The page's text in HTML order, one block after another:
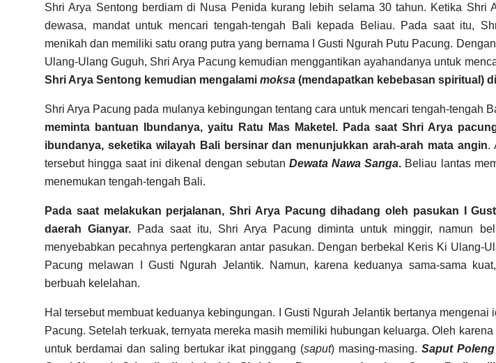
Shri Arya Sentong berdiam di Nusa Penida kurang lebih selama 30 tahun. Ketika Shri
dewasa, mandat untuk mencari tengah-tengah Bali kepada Beliau. Pada saat itu,
menikah dan memiliki satu orang putra yang bernama I Gusti Ngurah Putu Pacung.
Ulang-Ulang Guguh, Shri Arya Pacung kemudian menggantikan ayahandanya untuk
Shri Arya Sentong kemudian mengalami moksa (mendapatkan kebebasan spiritual)
Shri Arya Pacung pada mulanya kebingungan tentang cara untuk mencari tengah-tengah
meminta bantuan Ibundanya, yaitu Ratu Mas Maketel. Pada saat Shri Arya
ibundanya, seketika wilayah Bali bersinar dan menunjukkan arah-arah mata angin.
tersebut hingga saat ini dikenal dengan sebutanDewata Nawa Sanga. Beliau lantas
menemukan tengah-tengah Bali.
Pada saat melakukan perjalanan, Shri Arya Pacung dihadang oleh pasukan I
daerah Gianyar.
Pada saat itu, Shri Arya Pacung diminta untuk minggir, namun
menyebabkan pecahnya pertengkaran antar pasukan. Dengan berbekal Keris Ki Ulang-
Pacung melawan I Gusti Ngurah Jelantik. Namun, karena keduanya sama-sama
berbuah kelelahan.
Hal tersebut membuat keduanya kebingungan. I Gusti Ngurah Jelantik bertanya mengenai
Pacung. Setelah terkuak, ternyata mereka masih memiliki hubungan keluarga. Oleh
untuk berdamai dan saling bertukar ikat pinggang (saput) masing-masing.Saput Poleng